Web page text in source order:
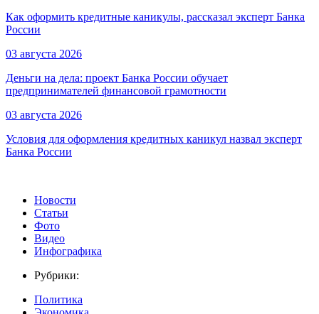
Как оформить кредитные каникулы, рассказал эксперт Банка
России
03 августа 2026
Деньги на дела: проект Банка России обучает
предпринимателей финансовой грамотности
03 августа 2026
Условия для оформления кредитных каникул назвал эксперт
Банка России
Новости
Статьи
Фото
Видео
Инфографика
Рубрики:
Политика